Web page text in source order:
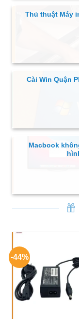
Thủ thuật Máy
Cài Win Quận
Macbook
-44%